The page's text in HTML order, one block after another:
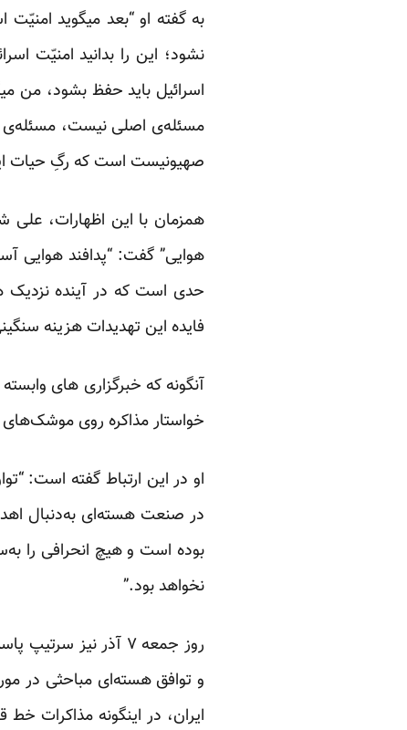
به گفته او “بعد میگوید
نشود؛ این را بدانید امنیّت
اسرائیل باید حفظ بشود، من
مسئله‌ی اصلی نیست، مسئله‌ی
صهیونیست است که رگِ حیات
همزمان با این اظهارات، علی
هوایی” گفت: “پدافند هوایی
حدی است که در آینده نزدیک
فایده این تهدیدات هزینه
آنگونه که خبرگزاری های
خواستار مذاکره روی موشک‌های
او در این ارتباط گفته است:
در صنعت هسته‌ای به‌دنبال
بوده است و هیچ انحرافی را
نخواهد بود.”
روز جمعه ۷ آذر
و توافق هسته‌ای مباحثی در
ایران، در اینگونه مذاکرات